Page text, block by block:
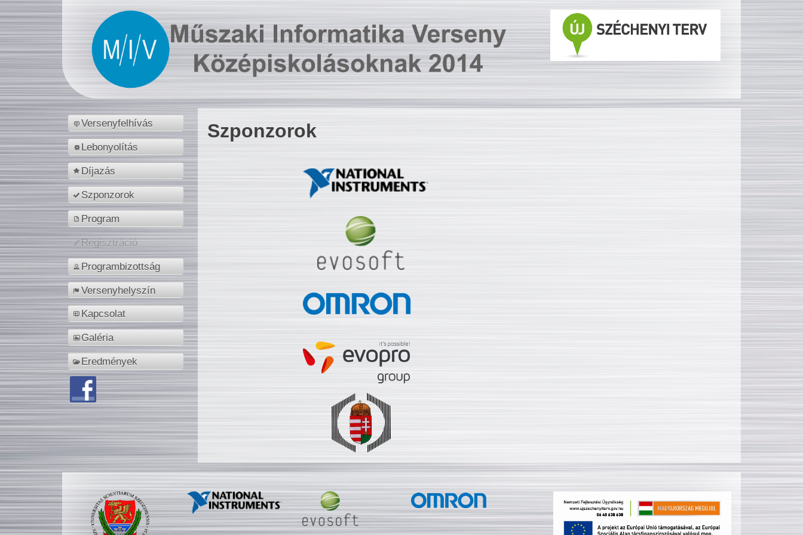
Versenyfelhívás
Lebonyolítás
Díjazás
Szponzorok
Program
Regisztráció
Programbizottság
Versenyhelyszín
Kapcsolat
Galéria
Eredmények
Szponzorok